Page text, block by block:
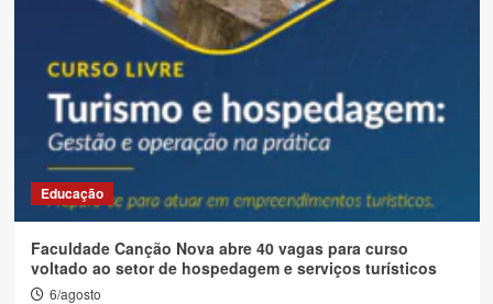
Educação
Faculdade Canção Nova abre 40 vagas para curso
voltado ao setor de hospedagem e serviços turísticos
6/agosto